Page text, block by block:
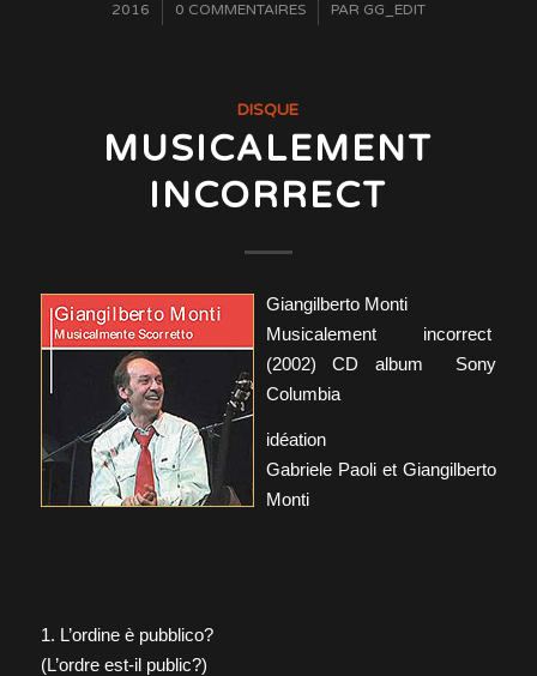
2016 0 COMMENTAIRES
/ PAR GG_EDIT
DISQUE
MUSICALEMENT
INCORRECT
Giangilberto Monti
Musicalement incorrect
(2002) CD album Sony
Columbia
idéation
Gabriele Paoli et Giangilberto
Monti
1. L’ordine è pubblico?
(L’ordre est-il public?)